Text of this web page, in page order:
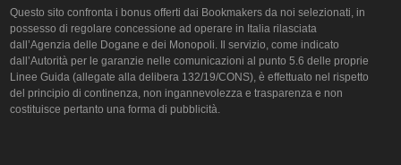
Questo sito confronta i bonus offerti dai Bookmakers da noi selezionati, in
possesso di regolare concessione ad operare in Italia rilasciata
dall’Agenzia delle Dogane e dei Monopoli. Il servizio, come indicato
dall’Autorità per le garanzie nelle comunicazioni al punto 5.6 delle proprie
Linee Guida (allegate alla delibera 132/19/CONS), è effettuato nel rispetto
del principio di continenza, non ingannevolezza e trasparenza e non
costituisce pertanto una forma di pubblicità.